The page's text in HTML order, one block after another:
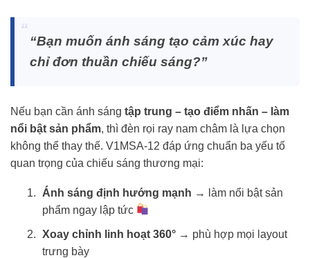
“Bạn muốn ánh sáng tạo cảm xúc hay
chỉ đơn thuần chiếu sáng?”
Nếu bạn cần ánh sáng tập trung – tạo điểm nhấn – làm
nổi bật sản phẩm, thì đèn rọi ray nam châm là lựa chọn
không thể thay thế. V1MSA-12 đáp ứng chuẩn ba yếu tố
quan trọng của chiếu sáng thương mại:
Ánh sáng định hướng mạnh → làm nổi bật sản
phẩm ngay lập tức
Xoay chỉnh linh hoạt 360°→ phù hợp mọi layout
trưng bày